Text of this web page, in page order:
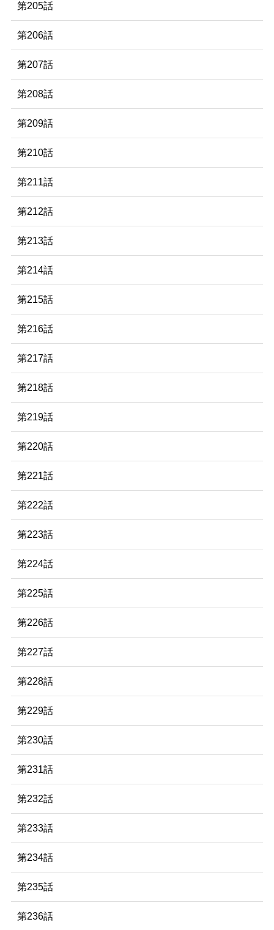
第205話
第206話
第207話
第208話
第209話
第210話
第211話
第212話
第213話
第214話
第215話
第216話
第217話
第218話
第219話
第220話
第221話
第222話
第223話
第224話
第225話
第226話
第227話
第228話
第229話
第230話
第231話
第232話
第233話
第234話
第235話
第236話